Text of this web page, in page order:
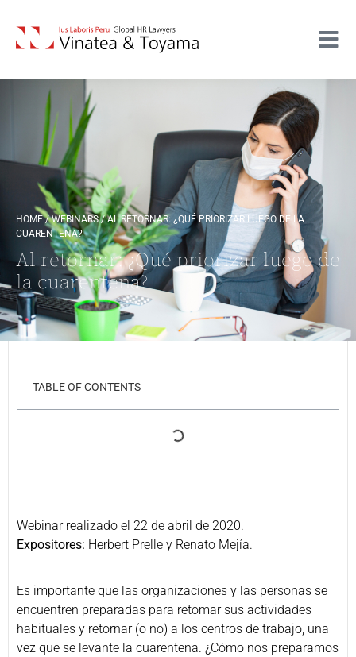
HOME/WEBINARS/AL RETORNAR: ¿QUÉ PRIORIZAR LUEGO DE LA
CUARENTENA?
Al retornar: ¿Qué priorizar luego de
la cuarentena?
TABLE OF CONTENTS
Webinar realizado el 22 de abril de 2020.
Expositores: Herbert Prelle y Renato Mejía.
Es importante que las organizaciones y las personas se
encuentren preparadas para retomar sus actividades
habituales y retornar (o no) a los centros de trabajo, una
vez que se levante la cuarentena. ¿Cómo nos preparamos